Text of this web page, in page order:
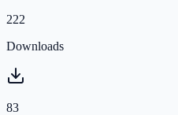
222
Downloads
83